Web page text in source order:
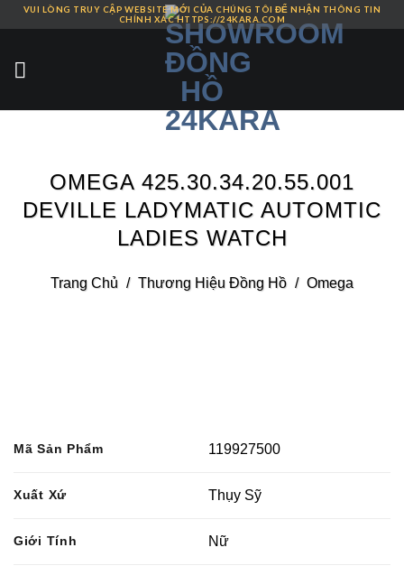
Skip
content
VUI LÒNG TRUY CẬP WEBSITE MỚI CỦA CHÚNG TÔI ĐỂ NHẬN THÔNG TIN
CHÍNH XÁC HTTPS://24KARA.COM
OMEGA 425.30.34.20.55.001
DEVILLE LADYMATIC AUTOMTIC
LADIES WATCH
Trang Chủ / Thương Hiệu Đồng Hồ / Omega
Mã Sản Phẩm 119927500
Xuất Xứ Thụy Sỹ
Giới Tính Nữ